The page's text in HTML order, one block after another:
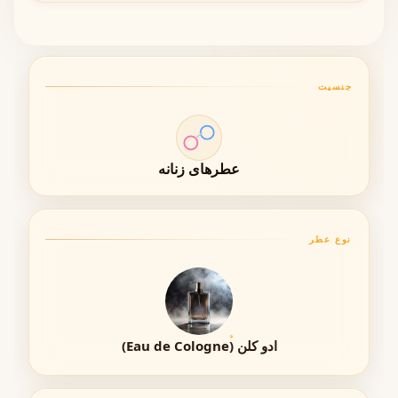
می‌گیرد.
پخش بوی قابل توجه
این غلظت باعث شده رایحه عمیق‌تر و ماندگارتر روی پوست
ماندگاری (Longevity)
ماندگاری عطر تام فورد ارکید سولیل به‌طور متوسط بین
روی پوست است و روی لباس حتی بیشتر باقی می‌ماند.
در هوای خنک‌تر: ماندگاری بیشتر
جنسیت
عطرهای زنانه
نوع عطر
ادو کلن (Eau de Cologne)